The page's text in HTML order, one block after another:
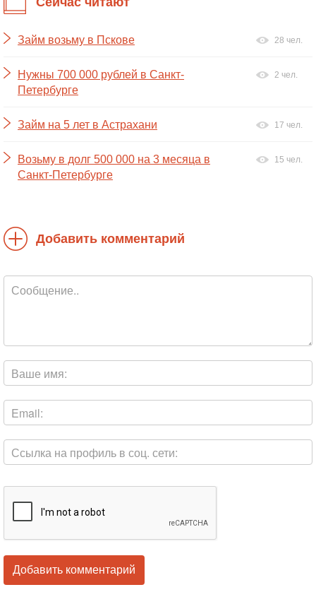
Займ возьму в Пскове 28 чел.
Нужны 700 000 рублей в Санкт-
Петербурге
2 чел.
Займ на 5 лет в Астрахани 17 чел.
Возьму в долг 500 000 на 3 месяца в
Санкт-Петербурге
15 чел.
Добавить комментарий